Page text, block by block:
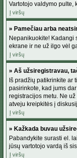
Vartotojo valdymo pulte,
Į viršų
» Pamečiau arba
Nepanikuokite!
ekrane ir ne už ilgo vėl
Į viršų
» Aš užsiregistravau,
Iš pradžių patikrinkite
pasirinkote, kad jums
registracijos metu. Ne
atveju kreipkitės į
Į viršų
» Kažkada buvau
Pabandykite surasti el.
jūsų vartotojo vardą iš
Į viršų